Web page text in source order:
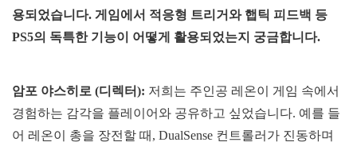
용되었습니다. 게임에서 적응형 트리거와 햅틱 피드백 등
PS5의 독특한 기능이 어떻게 활용되었는지 궁금합니다.
암포 야스히로 (디렉터): 저희는 주인공 레온이 게임 속에서
경험하는 감각을 플레이어와 공유하고 싶었습니다. 예를 들
어 레온이 총을 장전할 때, DualSense 컨트롤러가 진동하며